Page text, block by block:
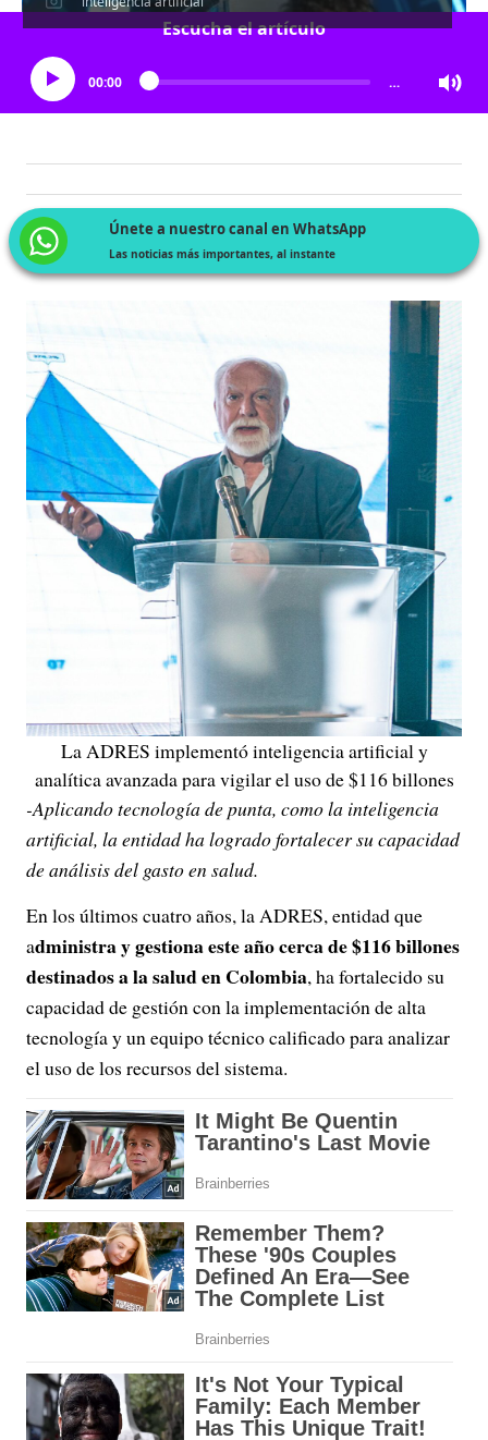
Escucha el artículo
00:00 …
Únete a nuestro canal en WhatsApp
Las noticias más importantes, al instante
La ADRES implementó inteligencia artificial y
analítica avanzada para vigilar el uso de $116 billones
-Aplicando tecnología de punta, como la inteligencia
artificial, la entidad ha logrado fortalecer su capacidad
de análisis del gasto en salud.
En los últimos cuatro años, la ADRES, entidad que
administra y gestiona este año cerca de $116 billones
destinados a la salud en Colombia, ha fortalecido su
capacidad de gestión con la implementación de alta
tecnología y un equipo técnico calificado para analizar
el uso de los recursos del sistema.